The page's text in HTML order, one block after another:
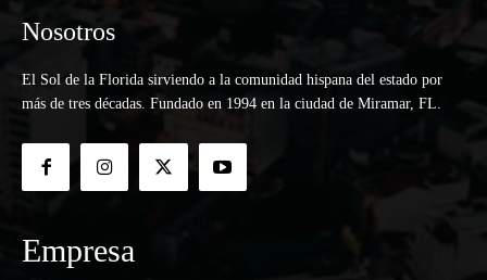
Nosotros
El Sol de la Florida sirviendo a la comunidad hispana del estado por
más de tres décadas. Fundado en 1994 en la ciudad de Miramar, FL.
Empresa